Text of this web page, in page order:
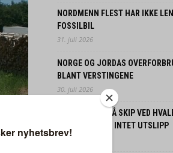
NORDMENN FLEST HAR IKKE
FOSSILBIL
31. juli 2026
NORGE OG JORDAS
BLANT VERSTINGENE
30. juli 2026
EKSPLOSJON PÅ SKIP VED
INGEN SKADDE, INTET UTSLIPP
29. juli 2026